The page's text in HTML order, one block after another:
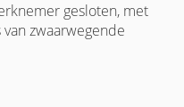
gesloten, met
zwaarwegende